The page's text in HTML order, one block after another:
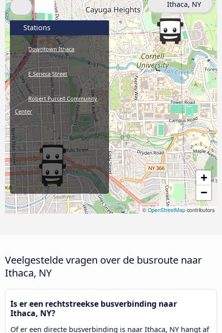
+
−
©OpenStreetMap contributors
Stations
Downtown Ithaca
E Seneca Street
Robert Purcell Community
Center
Ithaca, NY
Veelgestelde vragen over de busroute naar
Ithaca, NY
Is er een rechtstreekse busverbinding naar
Ithaca, NY?
Of er een directe busverbinding is naar Ithaca, NY hangt af